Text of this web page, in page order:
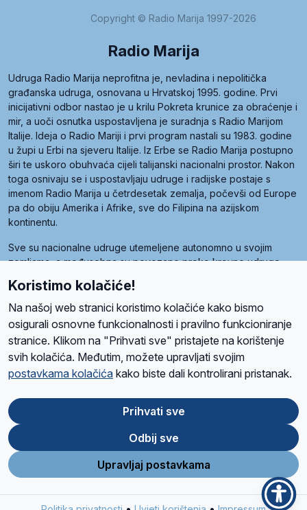
Copyright © Radio Marija 1997-2026
Radio Marija
Udruga Radio Marija neprofitna je, nevladina i nepolitička
građanska udruga, osnovana u Hrvatskoj 1995. godine. Prvi
inicijativni odbor nastao je u krilu Pokreta krunice za obraćenje i
mir, a uoči osnutka uspostavljena je suradnja s Radio Marijom
Italije. Ideja o Radio Mariji i prvi program nastali su 1983. godine
u župi u Erbi na sjeveru Italije. Iz Erbe se Radio Marija postupno
širi te uskoro obuhvaća cijeli talijanski nacionalni prostor. Nakon
toga osnivaju se i uspostavljaju udruge i radijske postaje s
imenom Radio Marija u četrdesetak zemalja, počevši od Europe
pa do obiju Amerika i Afrike, sve do Filipina na azijskom
kontinentu.
Sve su nacionalne udruge utemeljene autonomno u svojim
zemljama, a međusobna su povezane preko krovne udruge
Radio Maria). Svjetsku obitelj utemeljilo je sedam članica, među
kojima je i hrvatska Udruga Radio Marija.
O namaRadio ProgramVolonteriPrijateljiKontaktPravila privatnosti
Ova stranica je zaštićena Google reCAPTCHA sustavom
Store
Google
Play
Koristimo kolačiće!
Na našoj web stranici koristimo kolačiće kako bismo
osigurali osnovne funkcionalnosti i pravilno funkcioniranje
stranice. Klikom na "Prihvati sve" pristajete na korištenje
svih kolačića. Međutim, možete upravljati svojim
postavkama kolačića kako biste dali kontrolirani pristanak.
Prihvati sve
Odbij sve
Upravljaj postavkama